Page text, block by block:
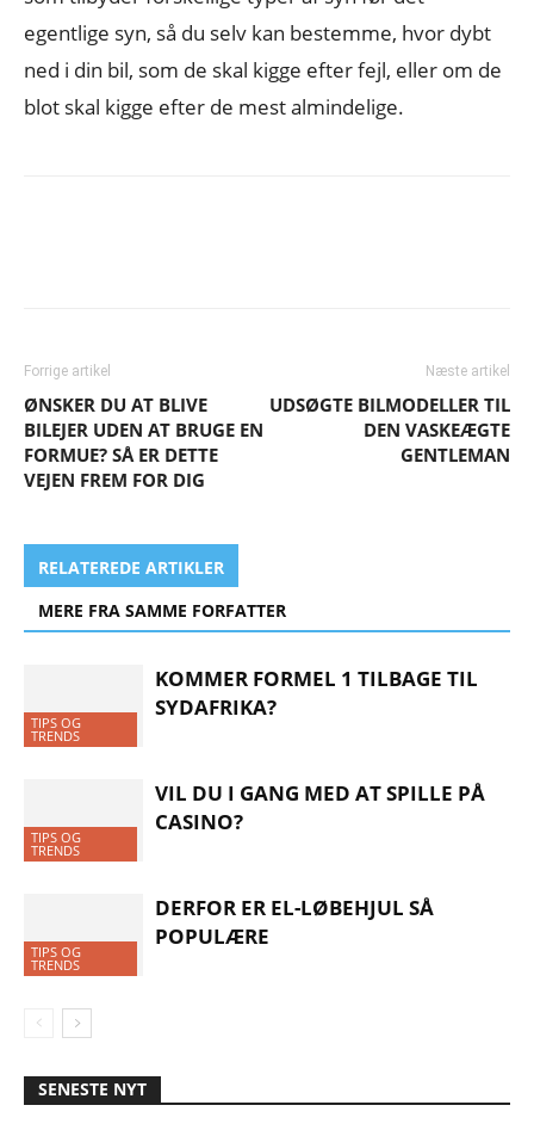
egentlige syn, så du selv kan bestemme, hvor dybt
ned i din bil, som de skal kigge efter fejl, eller om de
blot skal kigge efter de mest almindelige.
Forrige artikel
ØNSKER DU AT BLIVE
BILEJER UDEN AT BRUGE EN
FORMUE? SÅ ER DETTE
VEJEN FREM FOR DIG
Næste artikel
UDSØGTE BILMODELLER TIL
DEN VASKEÆGTE
GENTLEMAN
RELATEREDE ARTIKLER
MERE FRA SAMME FORFATTER
TIPS OG
TRENDS
KOMMER FORMEL 1 TILBAGE TIL
SYDAFRIKA?
TIPS OG
TRENDS
VIL DU I GANG MED AT SPILLE PÅ
CASINO?
TIPS OG
TRENDS
DERFOR ER EL-LØBEHJUL SÅ
POPULÆRE
SENESTE NYT